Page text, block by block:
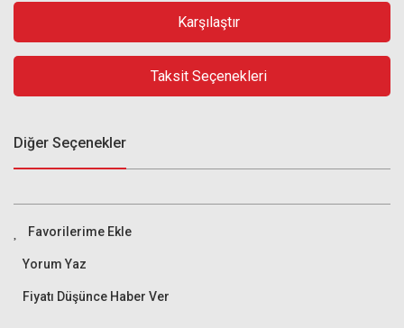
Karşılaştır
Taksit Seçenekleri
Diğer Seçenekler
Yorum Yaz
Fiyatı Düşünce Haber Ver